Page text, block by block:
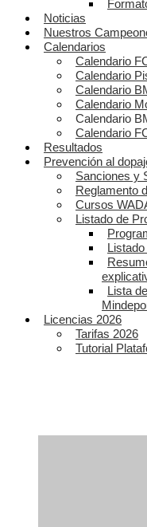
Noticias
Nuestros
Calendarios
Calendario
Calendario
Calendario
Calendario
Calendario
Calendario
Resultados
Prevención al
Sanciones y
Reglamento
Cursos
Listado de
Lista
Licencias 2026
Tarifas 2026
Tutorial